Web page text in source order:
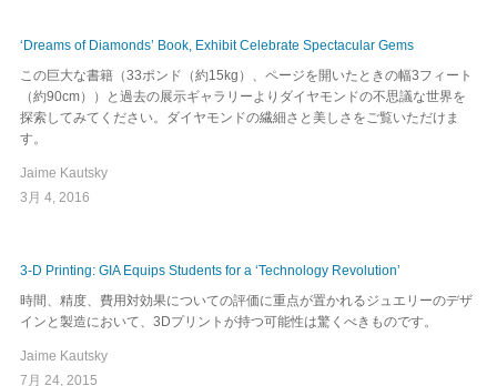
‘Dreams of Diamonds’ Book, Exhibit Celebrate Spectacular Gems
この巨大な書籍（33ポンド（約15kg）、ページを開いたときの幅3フィート
（約90cm））と過去の展示ギャラリーよりダイヤモンドの不思議な世界を
探索してみてください。ダイヤモンドの繊細さと美しさをご覧いただけま
す。
Jaime Kautsky
3月 4, 2016
3-D Printing: GIA Equips Students for a ‘Technology Revolution’
時間、精度、費用対効果についての評価に重点が置かれるジュエリーのデザ
インと製造において、3Dプリントが持つ可能性は驚くべきものです。
Jaime Kautsky
7月 24, 2015